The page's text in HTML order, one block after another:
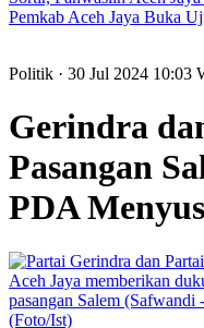
Pemkab Aceh Jaya Buka
Politik · 30 Jul 2024 10:03
Gerindra
Pasangan
PDA